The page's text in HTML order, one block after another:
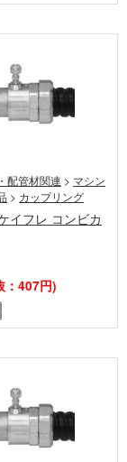
配管材関連 > マシン
> カップリング
イフレ コンビカ
：407円)